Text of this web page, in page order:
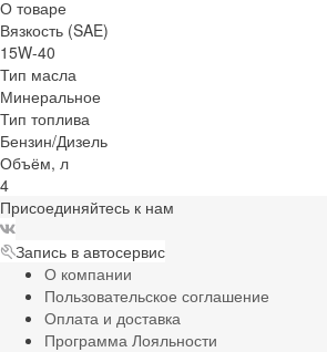
О товаре
Вязкость (SAE)
15W-40
Тип масла
Минеральное
Тип топлива
Бензин/Дизель
Объём, л
4
Присоединяйтесь к нам
Запись в автосервис
О компании
Пользовательское соглашение
Оплата и доставка
Программа Лояльности